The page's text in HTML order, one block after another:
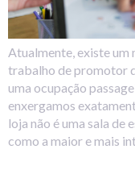
Atualmente, existe
trabalho de promotor
uma ocupação
enxergamos
loja não é uma sala de
como a maior e mais